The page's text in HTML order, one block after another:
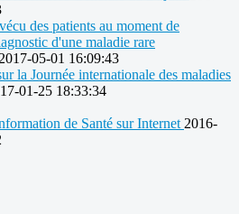
des patients au moment de
d'une maladie rare
2017-05-01 16:09:43
la Journée internationale des maladies
01-25 18:33:34
de Santé sur Internet 2016-